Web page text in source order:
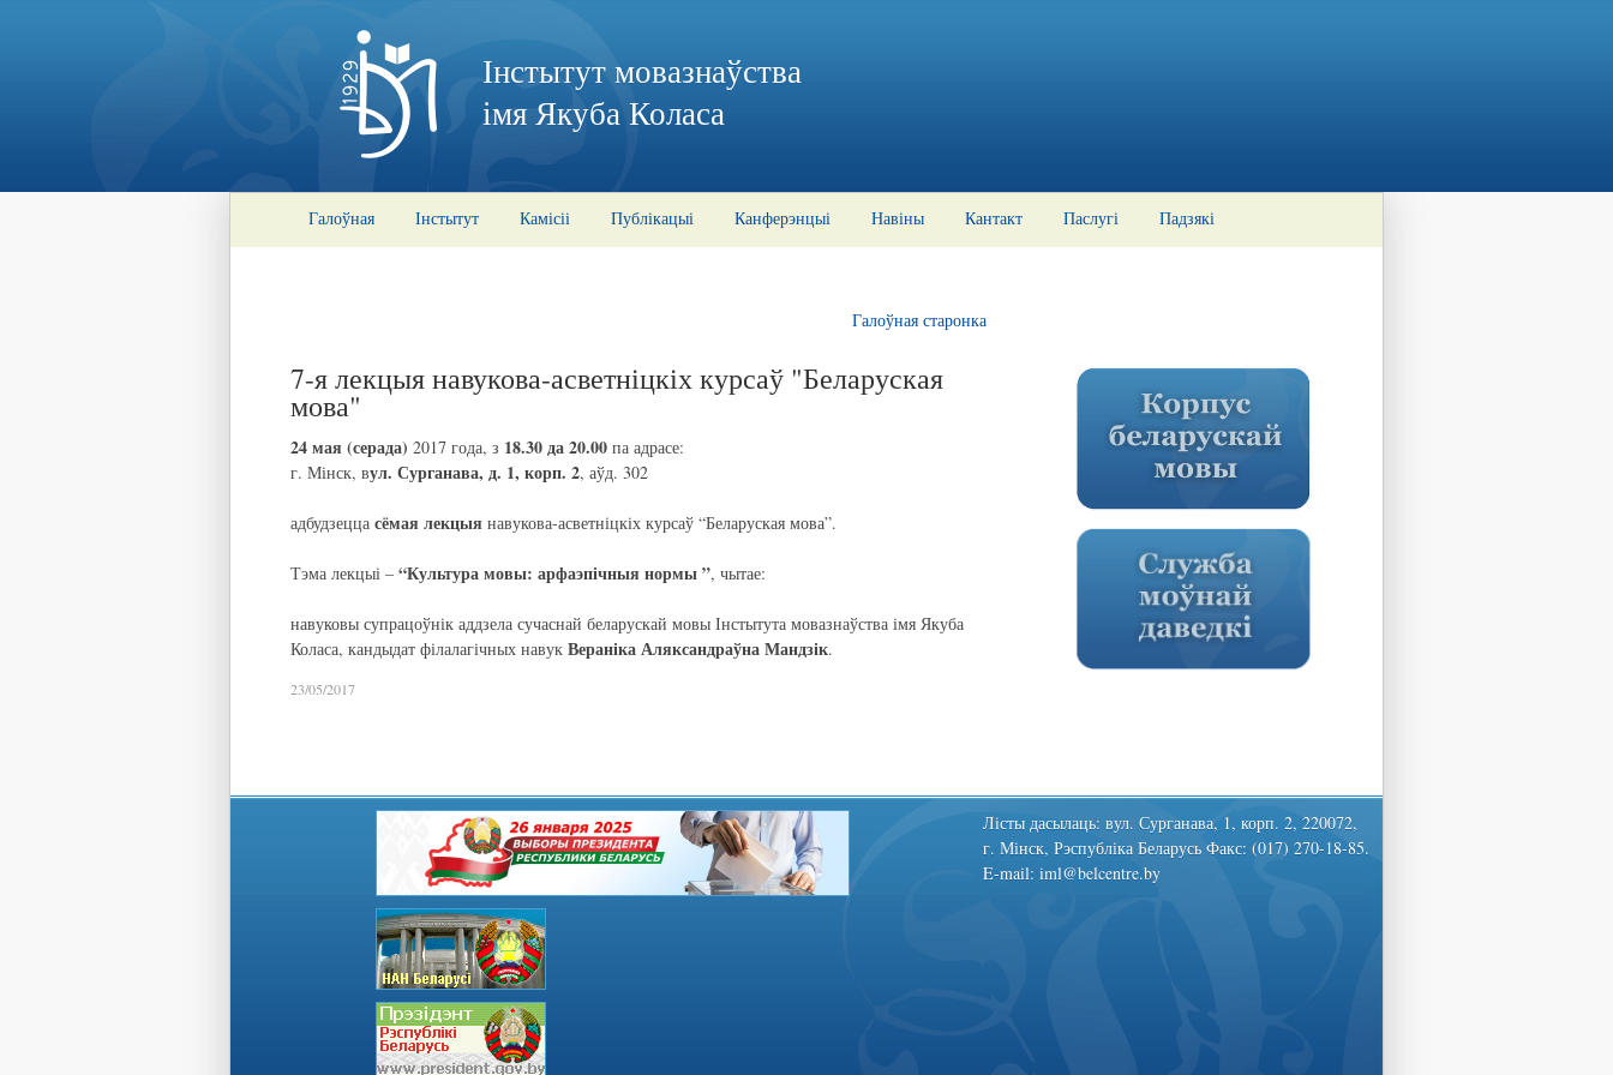
Інстытут мовазнаўства
імя Якуба Коласа
Галоўная Інстытут Камісіі Публікацыі Канферэнцыі Навіны Кантакт Паслугі Падзякі
Галоўная старонка
7-я лекцыя навукова-асветніцкіх курсаў "Беларуская
мова"
24 мая (серада) 2017 года, з 18.30 да 20.00 па адрасе:
г. Мінск, вул. Сурганава, д. 1, корп. 2, аўд. 302
адбудзецца сёмая лекцыя навукова-асветніцкіх курсаў “Беларуская мова”.
Тэма лекцыі – “Культура мовы: арфаэпічныя нормы ”, чытае:
навуковы супрацоўнік аддзела сучаснай беларускай мовы Інстытута мовазнаўства імя Якуба
Коласа, кандыдат філалагічных навук Вераніка Аляксандраўна Мандзік.
23/05/2017
Лiсты дасылаць: вул. Сурганава, 1, корп. 2, 220072,
г. Мінск, Рэспубліка Беларусь Факс: (017) 270-18-85.
E-mail: iml@belcentre.by